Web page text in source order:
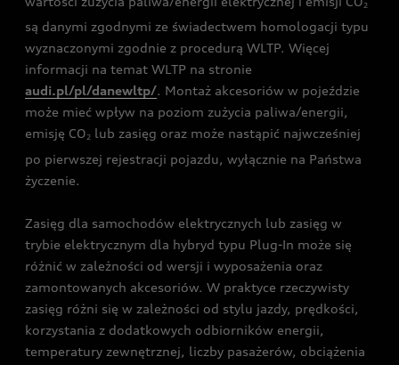
2
są danymi zgodnymi ze świadectwem homologacji typu
wyznaczonymi zgodnie z procedurą WLTP. Więcej
informacji na temat WLTP na stronie
audi.pl/pl/danewltp/. Montaż akcesoriów w pojeździe
może mieć wpływ na poziom zużycia paliwa/energii,
emisję CO2 lub zasięg oraz może nastąpić najwcześniej
po pierwszej rejestracji pojazdu, wyłącznie na Państwa
życzenie.
Zasięg dla samochodów elektrycznych lub zasięg w
trybie elektrycznym dla hybryd typu Plug-In może się
różnić w zależności od wersji i wyposażenia oraz
zamontowanych akcesoriów. W praktyce rzeczywisty
zasięg różni się w zależności od stylu jazdy, prędkości,
korzystania z dodatkowych odbiorników energii,
temperatury zewnętrznej, liczby pasażerów, obciążenia